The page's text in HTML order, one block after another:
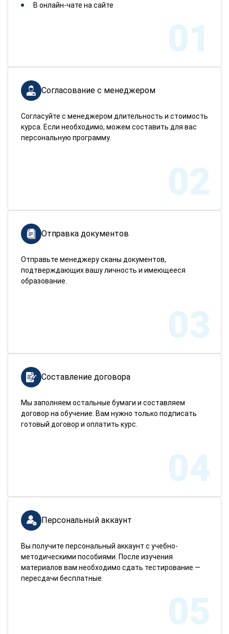
В онлайн-чате на сайте
01
Согласование с менеджером
Согласуйте с менеджером длительность и стоимость
курса. Если необходимо, можем составить для вас
персональную программу.
02
Отправка документов
Отправьте менеджеру сканы документов,
подтверждающих вашу личность и имеющееся
образование.
03
Составление договора
Мы заполняем остальные бумаги и составляем
договор на обучение. Вам нужно только подписать
готовый договор и оплатить курс.
04
Персональный аккаунт
Вы получите персональный аккаунт с учебно-
методическими пособиями. После изучения
материалов вам необходимо сдать тестирование —
пересдачи бесплатные.
05